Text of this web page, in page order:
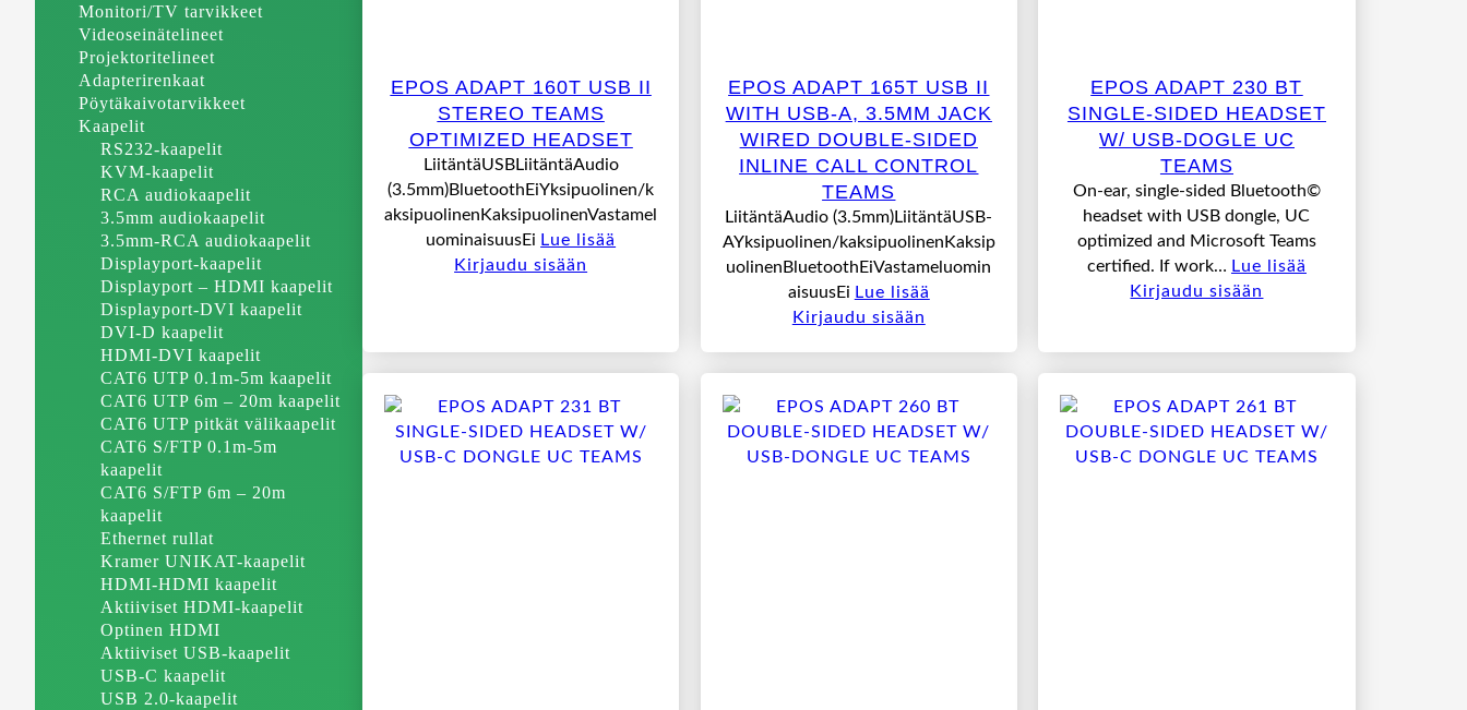
Monitori/TV tarvikkeet
Videoseinätelineet
Projektoritelineet
Adapterirenkaat
Pöytäkaivotarvikkeet
Kaapelit
RS232-kaapelit
KVM-kaapelit
RCA audiokaapelit
3.5mm audiokaapelit
3.5mm-RCA audiokaapelit
Displayport-kaapelit
Displayport – HDMI kaapelit
Displayport-DVI kaapelit
DVI-D kaapelit
HDMI-DVI kaapelit
CAT6 UTP 0.1m-5m kaapelit
CAT6 UTP 6m – 20m kaapelit
CAT6 UTP pitkät välikaapelit
CAT6 S/FTP 0.1m-5m
kaapelit
CAT6 S/FTP 6m – 20m
kaapelit
Ethernet rullat
Kramer UNIKAT-kaapelit
HDMI-HDMI kaapelit
Aktiiviset HDMI-kaapelit
Optinen HDMI
Aktiiviset USB-kaapelit
USB-C kaapelit
USB 2.0-kaapelit
EPOS ADAPT 160T USB II
STEREO TEAMS
OPTIMIZED HEADSET
LiitäntäUSBLiitäntäAudio
(3.5mm)BluetoothEiYksipuolinen/k
aksipuolinenKaksipuolinenVastamel
uominaisuusEi Lue lisää
Kirjaudu sisään
EPOS ADAPT 165T USB II
WITH USB-A, 3.5MM JACK
WIRED DOUBLE-SIDED
INLINE CALL CONTROL
TEAMS
LiitäntäAudio (3.5mm)LiitäntäUSB-
AYksipuolinen/kaksipuolinenKaksip
uolinenBluetoothEiVastameluomin
aisuusEi Lue lisää
Kirjaudu sisään
EPOS ADAPT 230 BT
SINGLE-SIDED HEADSET
W/ USB-DOGLE UC
TEAMS
On-ear, single-sided Bluetooth©
headset with USB dongle, UC
optimized and Microsoft Teams
certified. If work… Lue lisää
Kirjaudu sisään